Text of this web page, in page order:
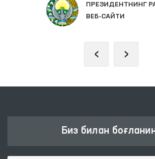
ПРЕЗИДЕНТНИНГ
ВЕБ-САЙТИ
‹ ›
Биз билан